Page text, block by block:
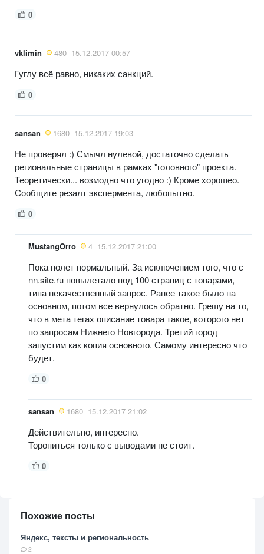
0
vklimin 480 15.12.2017 00:57
Гуглу всё равно, никаких санкций.
0
sansan 1680 15.12.2017 19:03
Не проверял :) Смычл нулевой, достаточно сделать
региональные страницы в рамках "головного" проекта.
Теоретически... возмодно что угодно :) Кроме хорошео.
Сообщите резалт экспермента, любопытно.
0
MustangOrro 4 15.12.2017 21:00
Пока полет нормальный. За исключением того, что с
nn.site.ru повылетало под 100 страниц с товарами,
типа некачественный запрос. Ранее такое было на
основном, потом все вернулось обратно. Грешу на то,
что в мета тегах описание товара такое, которого нет
по запросам Нижнего Новгорода. Третий город
запустим как копия основного. Самому интересно что
будет.
0
sansan 1680 15.12.2017 21:02
Действительно, интересно.
Торопиться только с выводами не стоит.
0
Похожие посты
Яндекс, тексты и региональность
2